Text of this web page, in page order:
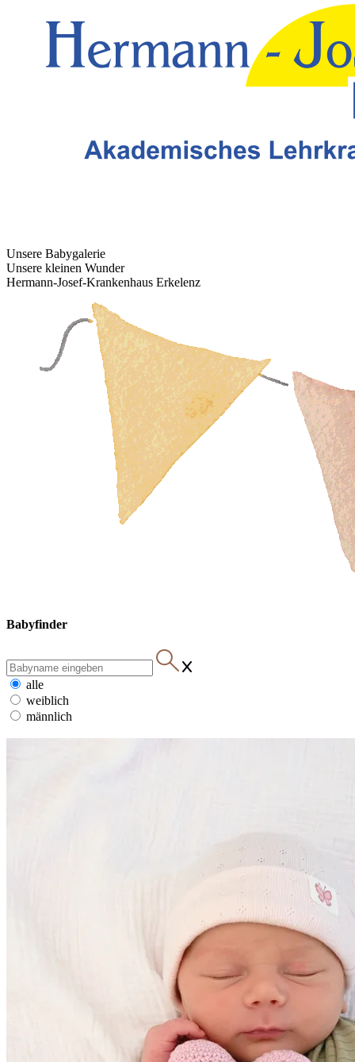
Unsere Babygalerie
Unsere kleinen Wunder
Hermann-Josef-Krankenhaus Erkelenz
Babyfinder
alle
weiblich
männlich